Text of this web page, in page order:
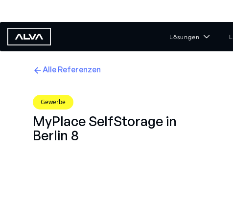
Lösungen
Alle Referenzen
Gewerbe
MyPlace SelfStorage in
Berlin 8